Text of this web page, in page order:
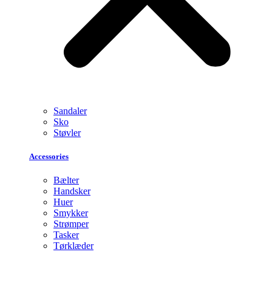
Sandaler
Sko
Støvler
Accessories
Bælter
Handsker
Huer
Smykker
Strømper
Tasker
Tørklæder